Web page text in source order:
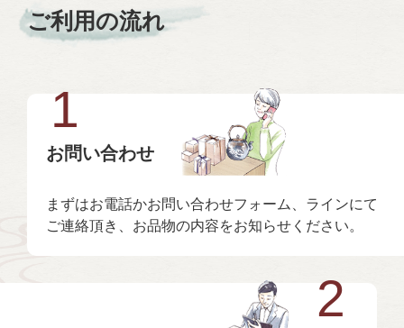
ご利用の流れ
1
お問い合わせ
まずはお電話かお問い合わせフォーム、ラインにて
ご連絡頂き、お品物の内容をお知らせください。
2